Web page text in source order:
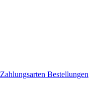
Zahlungsarten Bestellungen